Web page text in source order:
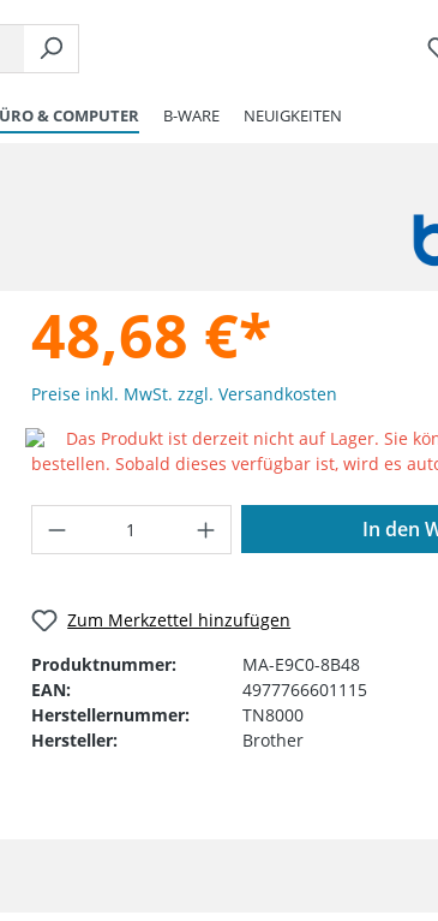
& COMPUTER B-WARE NEUIGKEITEN
48,68 €*
Preise inkl. MwSt. zzgl. Versandkosten
Das Produkt ist derzeit nicht auf Lager. Sie
bestellen. Sobald dieses verfügbar ist, wird es
Produkt Anzahl: Gib denIn den
Zum Merkzettel hinzufügen
Produktnummer:
MA-E9C0-8B48
EAN:
4977766601115
Herstellernummer:
TN8000
Hersteller:
Brother